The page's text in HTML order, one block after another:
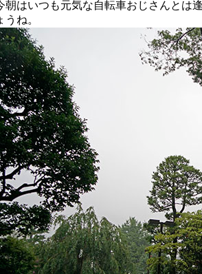
はいつも元気な自転車おじさんとは
うね。